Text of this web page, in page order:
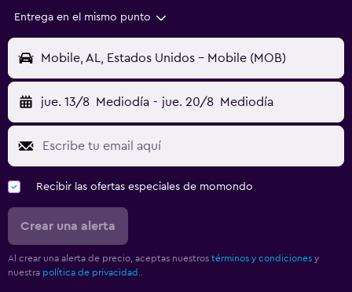
Entrega en el mismo punto
Mobile, AL, Estados Unidos - Mobile (MOB)
jue. 13/8 Mediodía - jue. 20/8 Mediodía
Recibir las ofertas especiales de momondo
Crear una alerta
Al crear una alerta de precio, aceptas nuestros términos y condiciones y
nuestra política de privacidad..